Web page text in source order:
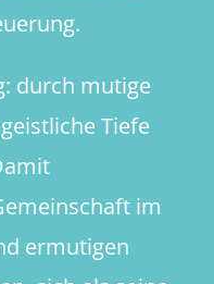
durch mutige
Tiefe
im
ermutigen